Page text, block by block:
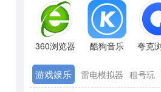
360浏览器 酷狗音乐 夸克
游戏娱乐 雷电模拟器 租号玩